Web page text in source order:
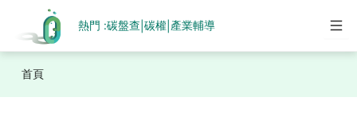
熱門 :碳盤查 碳權| 產業輔導
首頁